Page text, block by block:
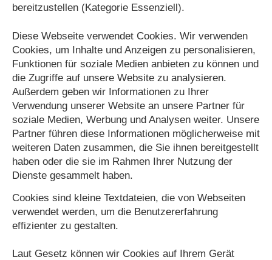
bereitzustellen (Kategorie Essenziell).
Diese Webseite verwendet Cookies. Wir verwenden
Cookies, um Inhalte und Anzeigen zu personalisieren,
Funktionen für soziale Medien anbieten zu können und
die Zugriffe auf unsere Website zu analysieren.
Außerdem geben wir Informationen zu Ihrer
Verwendung unserer Website an unsere Partner für
soziale Medien, Werbung und Analysen weiter. Unsere
Partner führen diese Informationen möglicherweise mit
weiteren Daten zusammen, die Sie ihnen bereitgestellt
haben oder die sie im Rahmen Ihrer Nutzung der
Dienste gesammelt haben.
Cookies sind kleine Textdateien, die von Webseiten
verwendet werden, um die Benutzererfahrung
effizienter zu gestalten.
Laut Gesetz können wir Cookies auf Ihrem Gerät